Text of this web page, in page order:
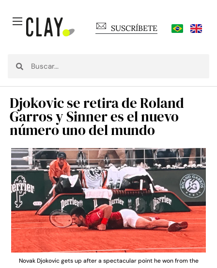
SUSCRÍBETE
Djokovic se retira de Roland
Garros y Sinner es el nuevo
número uno del mundo
Novak Djokovic gets up after a spectacular point he won from the